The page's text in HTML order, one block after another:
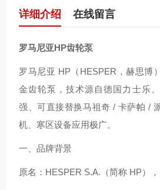
详细介绍 在线留言
罗马尼亚HP齿轮泵
罗马尼亚 HP（HESPER，赫思博
金齿轮泵，技术源自德国力士乐
强、可直接替换马祖奇 / 卡萨帕 /
机、寒区设备应用极广。
一、品牌背景
原名：HESPER S.A.（简称 HP）